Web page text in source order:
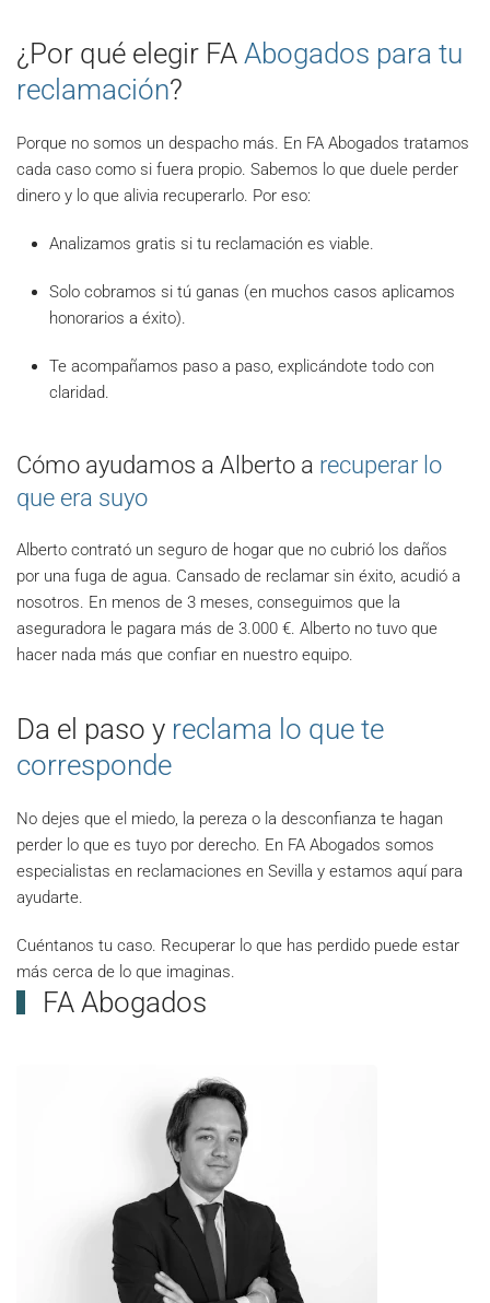
¿Por qué elegir FA Abogados para tu
reclamación?
Porque no somos un despacho más. En FA Abogados tratamos
cada caso como si fuera propio. Sabemos lo que duele perder
dinero y lo que alivia recuperarlo. Por eso:
Analizamos gratis si tu reclamación es viable.
Solo cobramos si tú ganas (en muchos casos aplicamos
honorarios a éxito).
Te acompañamos paso a paso, explicándote todo con
claridad.
Cómo ayudamos a Alberto a recuperar lo
que era suyo
Alberto contrató un seguro de hogar que no cubrió los daños
por una fuga de agua. Cansado de reclamar sin éxito, acudió a
nosotros. En menos de 3 meses, conseguimos que la
aseguradora le pagara más de 3.000 €. Alberto no tuvo que
hacer nada más que confiar en nuestro equipo.
Da el paso y reclama lo que te
corresponde
No dejes que el miedo, la pereza o la desconfianza te hagan
perder lo que es tuyo por derecho. En FA Abogados somos
especialistas en reclamaciones en Sevilla y estamos aquí para
ayudarte.
Cuéntanos tu caso. Recuperar lo que has perdido puede estar
más cerca de lo que imaginas.
FA Abogados